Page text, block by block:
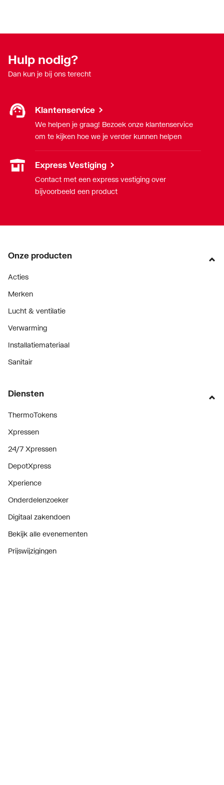
Hulp nodig?
Dan kun je bij ons terecht
Klantenservice
We helpen je graag! Bezoek onze klantenservice
om te kijken hoe we je verder kunnen helpen
Express Vestiging
Contact met een express vestiging over
bijvoorbeeld een product
Onze producten
Acties
Merken
Lucht & ventilatie
Verwarming
Installatiemateriaal
Sanitair
Diensten
ThermoTokens
Xpressen
24/7 Xpressen
DepotXpress
Xperience
Onderdelenzoeker
Digitaal zakendoen
Bekijk alle evenementen
Prijswijzigingen